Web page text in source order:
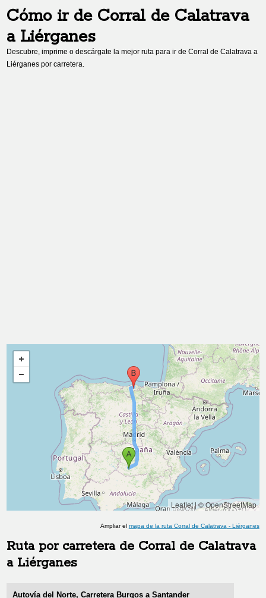
Cómo ir de Corral de Calatrava
a Liérganes
Descubre, imprime o descárgate la mejor ruta para ir deCorral de Calatrava a
Liérganes por carretera.
Leaflet|© OpenStreetMap
Ampliar el mapa de la ruta Corral de Calatrava - Liérganes
Ruta por carretera de Corral de Calatrava
a Liérganes
Autovía del Norte, Carretera Burgos a Santander